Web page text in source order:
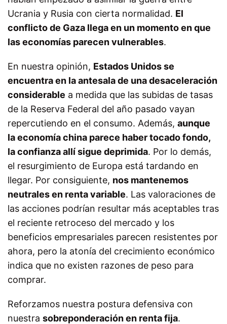
Ucrania y Rusia con cierta normalidad. El
conflicto de Gaza llega en un momento en que
las economías parecen vulnerables.
En nuestra opinión, Estados Unidos se
encuentra en la antesala de una desaceleración
considerable a medida que las subidas de tasas
de la Reserva Federal del año pasado vayan
repercutiendo en el consumo. Además, aunque
la economía china parece haber tocado fondo,
la confianza allí sigue deprimida. Por lo demás,
el resurgimiento de Europa está tardando en
llegar. Por consiguiente, nos mantenemos
neutrales en renta variable. Las valoraciones de
las acciones podrían resultar más aceptables tras
el reciente retroceso del mercado y los
beneficios empresariales parecen resistentes por
ahora, pero la atonía del crecimiento económico
indica que no existen razones de peso para
comprar.
Reforzamos nuestra postura defensiva con
nuestra sobreponderación en renta fija.